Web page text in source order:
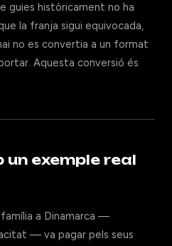
guies històricament no ha
la franja sigui equivocada,
no es convertia a un format
Aquesta conversió és
un exemple real
a Dinamarca —
— va pagar pels seus